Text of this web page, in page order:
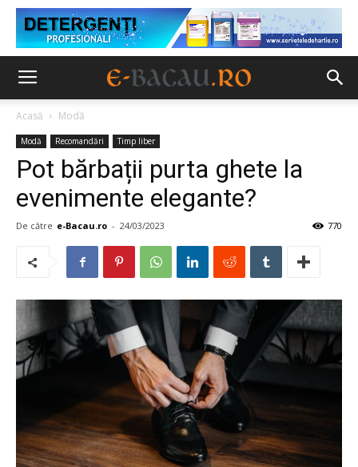
Acasă Modă
Modă Recomandări Timp liber
Pot bărbații purta ghete la
evenimente elegante?
De către e-Bacau.ro - 24/03/2023 770